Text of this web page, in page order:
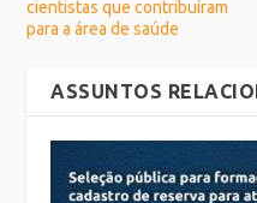
cientistas que contribuíram
para a área de saúde
ASSUNTOS